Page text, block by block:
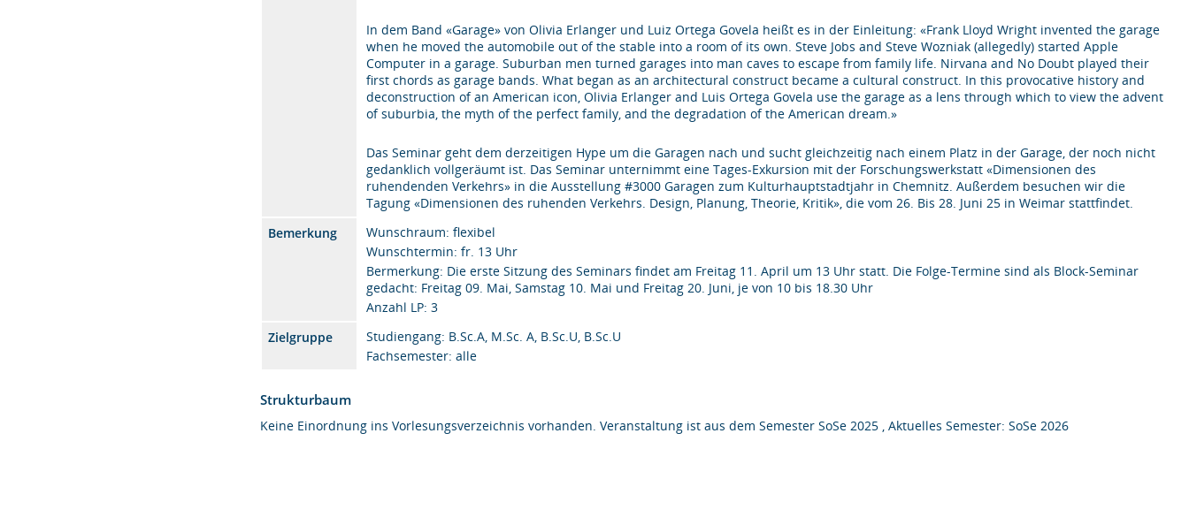
In dem Band «Garage» von Olivia Erlanger und Luiz Ortega Govela heißt es in der Einleitung: «Frank Lloyd Wright invented the garage
when he moved the automobile out of the stable into a room of its own. Steve Jobs and Steve Wozniak (allegedly) started Apple
Computer in a garage. Suburban men turned garages into man caves to escape from family life. Nirvana and No Doubt played their
first chords as garage bands. What began as an architectural construct became a cultural construct. In this provocative history and
deconstruction of an American icon, Olivia Erlanger and Luis Ortega Govela use the garage as a lens through which to view the advent
of suburbia, the myth of the perfect family, and the degradation of the American dream.»
Das Seminar geht dem derzeitigen Hype um die Garagen nach und sucht gleichzeitig nach einem Platz in der Garage, der noch nicht
gedanklich vollgeräumt ist. Das Seminar unternimmt eine Tages-Exkursion mit der Forschungswerkstatt «Dimensionen des
ruhendenden Verkehrs» in die Ausstellung #3000 Garagen zum Kulturhauptstadtjahr in Chemnitz. Außerdem besuchen wir die
Tagung «Dimensionen des ruhenden Verkehrs. Design, Planung, Theorie, Kritik», die vom 26. Bis 28. Juni 25 in Weimar stattfindet.
Bemerkung
Wunschraum: flexibel
Wunschtermin: fr. 13 Uhr
Bermerkung: Die erste Sitzung des Seminars findet am Freitag 11. April um 13 Uhr statt. Die Folge-Termine sind als Block-Seminar
gedacht: Freitag 09. Mai, Samstag 10. Mai und Freitag 20. Juni, je von 10 bis 18.30 Uhr
Anzahl LP: 3
Zielgruppe
Studiengang: B.Sc.A, M.Sc. A, B.Sc.U, B.Sc.U
Fachsemester: alle
Strukturbaum
Keine Einordnung ins Vorlesungsverzeichnis vorhanden. Veranstaltung ist aus dem Semester SoSe 2025 , Aktuelles Semester: SoSe 2026